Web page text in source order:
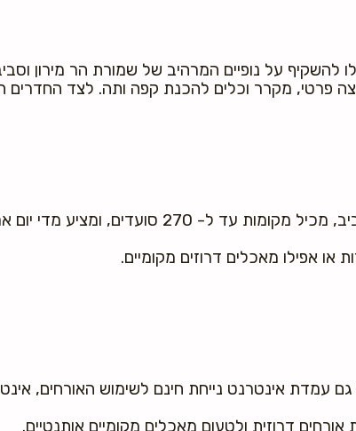
רחצה פרטי, מקרר וכלים להכנת קפה ותה. לצד
חדר האוכל שבאכסניית פקיעין, הנהנה מנוף מרהיב של
או אפילו מאכלים דרוזים מקומיים.
עמדת אינטרנט נייחת חינם לשימוש האורחים,
דרוזית ולטעום מאכלים מקומיים אותנטיים.